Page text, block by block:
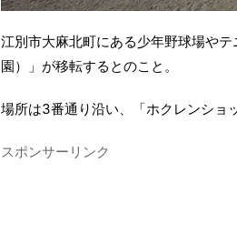
江別市大麻北町にある少年野球場や
園）」が移転するとのこと。
場所は3番通り沿い、「ホクレンショ
スポンサーリンク